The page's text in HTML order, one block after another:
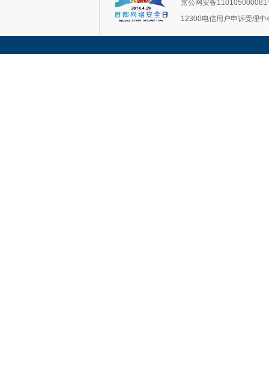
京公网安备110105000081
12300电信用户申诉受理中